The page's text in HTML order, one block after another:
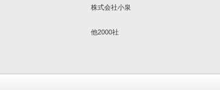
株式会社小泉
他2000社